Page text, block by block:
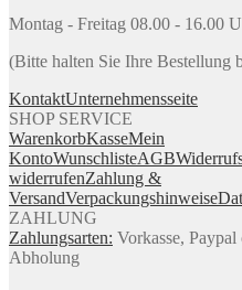
Montag - Freitag 08.00 - 16.00
(Bitte halten Sie Ihre Bestellung
KontaktUnternehmensseite
SHOP SERVICE
WarenkorbKasseMein
KontoWunschlisteAGB
widerrufenZahlung &
VersandVerpackungshinweise
ZAHLUNG
Zahlungsarten: Vorkasse,
Abholung